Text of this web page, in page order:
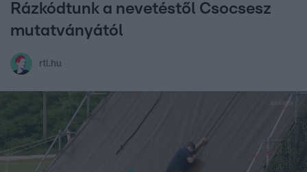
Rázkódtunk a nevetéstől Csocsesz
mutatványától
rtl.hu